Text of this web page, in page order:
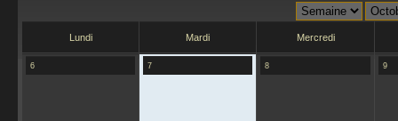
Lundi Mardi Mercredi
6 7 8 9